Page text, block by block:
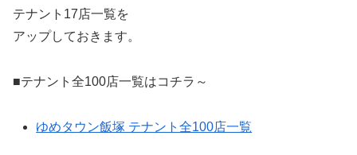
テナント17店一覧を
アップしておきます。
■テナント全100店一覧はコチラ～
ゆめタウン飯塚 テナント全100店一覧